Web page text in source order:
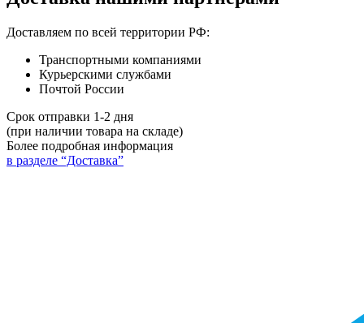
Доставляем по всей территории РФ:
Транспортными компаниями
Курьерскими службами
Почтой России
Срок отправки 1-2 дня
(при наличии товара на складе)
Более подробная информация
в разделе “Доставка”